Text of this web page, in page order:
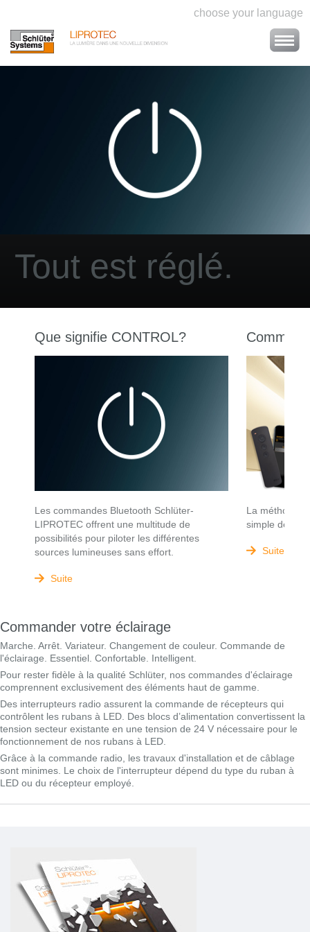
choose your language
Tout est réglé.
Que signifie CONTROL?
Les commandes Bluetooth Schlüter-
LIPROTEC offrent une multitude de
possibilités pour piloter les différentes
sources lumineuses sans effort.
Suite
La méthode
simple de
Suite
Commander votre éclairage
Marche. Arrêt. Variateur. Changement de couleur. Commande de
l'éclairage. Essentiel. Confortable. Intelligent.
Pour rester fidèle à la qualité Schlüter, nos commandes d'éclairage
comprennent exclusivement des éléments haut de gamme.
Des interrupteurs radio assurent la commande de récepteurs qui
contrôlent les rubans à LED. Des blocs d’alimentation convertissent la
tension secteur existante en une tension de 24 V nécessaire pour le
fonctionnement de nos rubans à LED.
Grâce à la commande radio, les travaux d'installation et de câblage
sont minimes. Le choix de l'interrupteur dépend du type du ruban à
LED ou du récepteur employé.